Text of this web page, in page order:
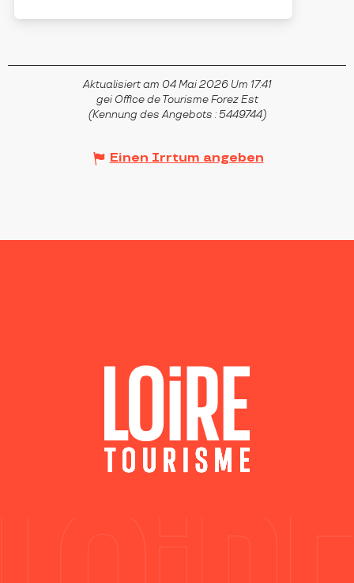
Aktualisiert am 04 Mai 2026 Um 17:41
gei Office de Tourisme Forez Est
(Kennung des Angebots : 5449744)
Einen Irrtum angeben